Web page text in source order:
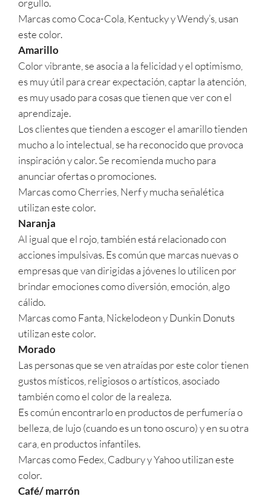
Marcas como Coca-Cola, Kentucky y Wendy’s, usan
este color.
Amarillo
Color vibrante, se asocia a la felicidad y el optimismo,
es muy útil para crear expectación, captar la atención,
es muy usado para cosas que tienen que ver con el
aprendizaje.
Los clientes que tienden a escoger el amarillo tienden
mucho a lo intelectual, se ha reconocido que provoca
inspiración y calor. Se recomienda mucho para
anunciar ofertas o promociones.
Marcas como Cherries, Nerf y mucha señalética
utilizan este color.
Naranja
Al igual que el rojo, también está relacionado con
acciones impulsivas. Es común que marcas nuevas o
empresas que van dirigidas a jóvenes lo utilicen por
brindar emociones como diversión, emoción, algo
cálido.
Marcas como Fanta, Nickelodeon y Dunkin Donuts
utilizan este color.
Morado
Las personas que se ven atraídas por este color tienen
gustos místicos, religiosos o artísticos, asociado
también como el color de la realeza.
Es común encontrarlo en productos de perfumería o
belleza, de lujo (cuando es un tono oscuro) y en su otra
cara, en productos infantiles.
Marcas como Fedex, Cadbury y Yahoo utilizan este
color.
Café/ marrón